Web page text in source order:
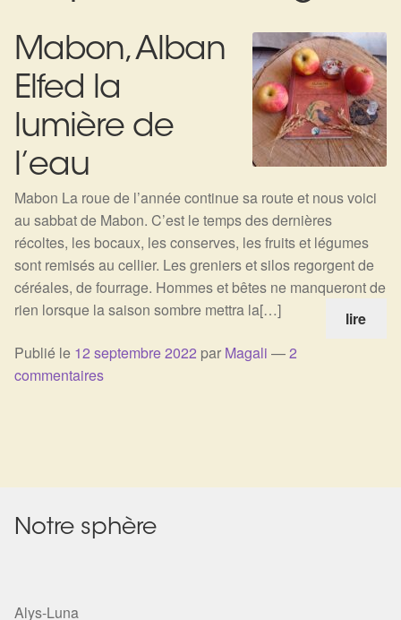
Nouveautés
Bijoux
Bracelets
Colliers
Pendentifs
Harmonisation
Soin beauté
Panier
Search
for:
Mabon, Alban
Elfed la
lumière de
l’eau
Mabon La roue de l’année continue sa route et nous voici
au sabbat de Mabon. C’est le temps des dernières
récoltes, les bocaux, les conserves, les fruits et légumes
sont remisés au cellier. Les greniers et silos regorgent de
céréales, de fourrage. Hommes et bêtes ne manqueront de
rien lorsque la saison sombre mettra la[…]
lire
Publié le 12 septembre 2022 par Magali —2
commentaires
Notre sphère
Alys-Luna